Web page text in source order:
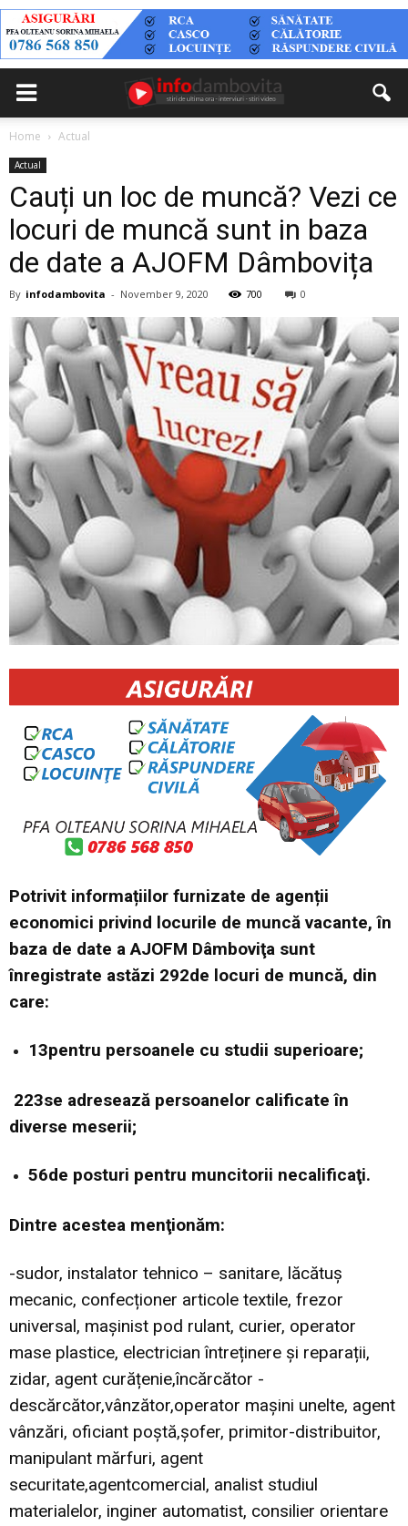
Home Actual
Actual
Cauți un loc de muncă? Vezi ce
locuri de muncă sunt in baza
de date a AJOFM Dâmbovița
By infodambovita - November 9, 2020 700 0
Potrivit informațiilor furnizate de agenții
economici privind locurile de muncă vacante, în
baza de date a AJOFM Dâmboviţa sunt
înregistrate astăzi 292de locuri de muncă, din
care:
13pentru persoanele cu studii superioare;
223se adresează persoanelor calificate în
diverse meserii;
56de posturi pentru muncitorii necalificaţi.
Dintre acestea menţionăm:
-sudor, instalator tehnico – sanitare, lăcătuș
mecanic, confecționer articole textile, frezor
universal, mașinist pod rulant, curier, operator
mase plastice, electrician întreținere și reparații,
zidar, agent curățenie,încărcător -
descărcător,vânzător,operator mașini unelte, agent
vânzări, oficiant poștă,șofer, primitor-distribuitor,
manipulant mărfuri, agent
securitate,agentcomercial, analist studiul
materialelor, inginer automatist, consilier orientare